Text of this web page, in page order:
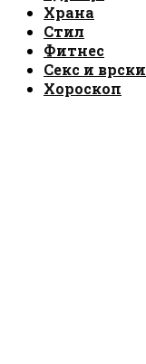
Храна
Стил
Фитнес
Секс и врски
Хороскоп